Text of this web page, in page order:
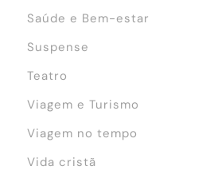
Saúde e Bem-estar
Suspense
Teatro
Viagem e Turismo
Viagem no tempo
Vida cristã